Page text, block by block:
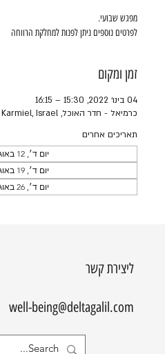
לפרטים נוספים ניתן לפנות למחלקת הרווחה
זמן ומקום
04 בינו׳ 2022, 15:30 – 16:15
כרמיאל - חדר האוכל, Ha-Yotsrim St 1, Karmiel, Israel
תאריכים אחרים
יום ד׳, 12 באוג׳, 15:30
יום ד׳, 19 באוג׳, 15:30
יום ד׳, 26 באוג׳, 15:30
ליצירת קשר
well-being@deltagalil.com